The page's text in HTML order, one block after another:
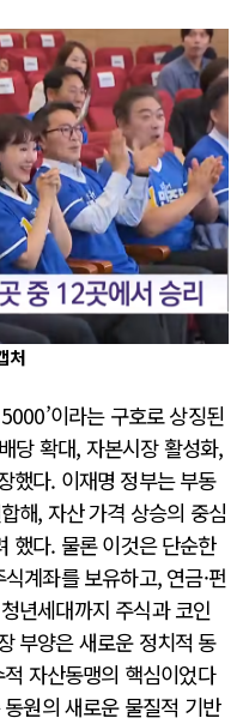
처
이라는 구호로 상징된
당 확대, 자본시장 활성화,
했다. 이재명 정부는 부동
해, 자산 가격 상승의 중심
했다. 물론 이것은 단순한
계좌를 보유하고, 연금·펀
년세대까지 주식과 코인
부양은 새로운 정치적 동
자산동맹의 핵심이었다
원의 새로운 물질적 기반